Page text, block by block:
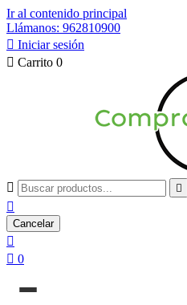
Ir al contenido principal
Llámanos: 962810900
 Iniciar sesión
 Carrito 0
 

Cancelar

 0